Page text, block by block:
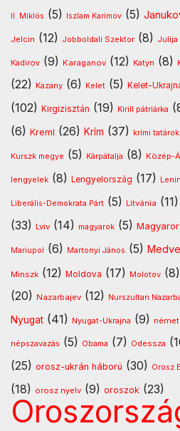
II. Miklós (5) Iszlam Karimov (5)
Jelcin (12) Jobboldali Szektor (8) Julija
Kadirov (9) Karaganov (12) Katyn (8)
(22) Kazany (6) Kelet (5) Kelet-
(102) Kirgizisztán (19) Kirill pátriárka
(6) Kreml (26) Krím (37) krími tatárok
Kurszk megye (5) Kárpátalja (8) Közép-
lengyelek (8) Lengyelország (17) Lenin
Liberális-Demokrata Párt (5) Litvánia (11)
(33) Lviv (14) magyarok (5)
Mariupol (6) Martonyi János (5)
Minszk (12) Moldova (17) Molotov (8)
(20) Nazarbajev (12) Nurszultan
Nyugat (41) Nyugat-Ukrajna (9)
népszavazás (5) Obama (7) Odessza
(25) orosz-ukrán háború (30) Orosz
(18) orosz nyelv (9) oroszok (23)